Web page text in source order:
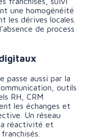
une homogénéité
les dérives locales.
de process
passe aussi par la
outils
RH, CRM
les échanges et
Un réseau
réactivité et